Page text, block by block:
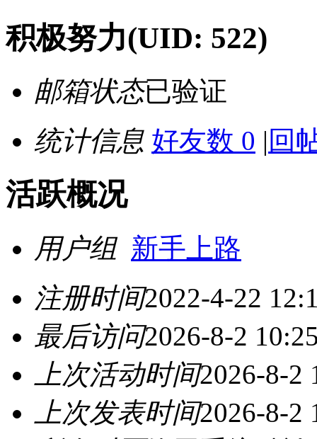
积极努力(UID: 522)
邮箱状态已验证
统计信息 好友数 0 | 回
活跃概况
用户组 新手上路
注册时间2022-4-22
最后访问2026-8-2
上次活动时间2026-8-2
上次发表时间2026-8-2